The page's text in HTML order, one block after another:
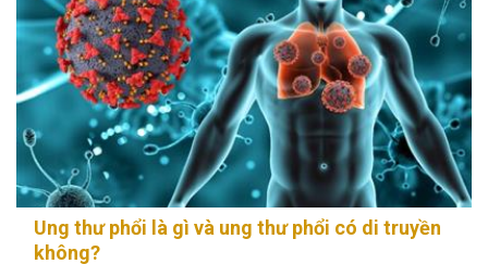
Ung thư phổi là gì và ung thư phổi có di truyền
không?